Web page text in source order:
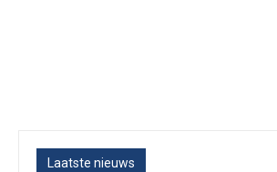
Laatste nieuws